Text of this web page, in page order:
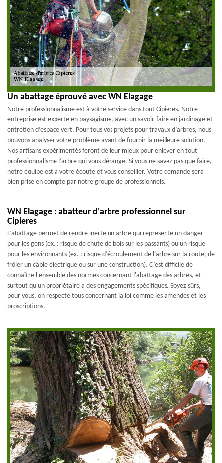
Un abattage éprouvé avec WN Elagage
Notre professionnalisme est à votre service dans tout Cipieres. Notre
entreprise est experte en paysagisme, avec un savoir-faire en jardinage et
entretien d’espace vert. Pour tous vos projets pour travaux d’arbres, nous
pouvons analyser votre problème avant de fournir la meilleure solution.
Nos artisans expérimentés feront de leur mieux pour enlever en tout
professionnalisme l’arbre qui vous dérange. Si vous ne savez pas que faire,
notre équipe est à votre écoute et vous conseiller. Votre demande sera
bien prise en compte par notre groupe de professionnels.
WN Elagage : abatteur d'arbre professionnel sur
Cipieres
L’abattage permet de rendre inerte un arbre qui représente un danger
pour les gens (ex. : risque de chute de bois sur les passants) ou un risque
pour les environnants (ex. : risque d’écroulement de l’arbre sur la route, de
frôler un câble électrique ou sur une construction). C’est difficile de
connaître l'ensemble des normes concernant l'abattage des arbres, et
surtout qu'un propriétaire a des engagements spécifiques. Soyez sûrs,
pour vous, on respecte tous concernant la loi comme les amendes et les
proscriptions.